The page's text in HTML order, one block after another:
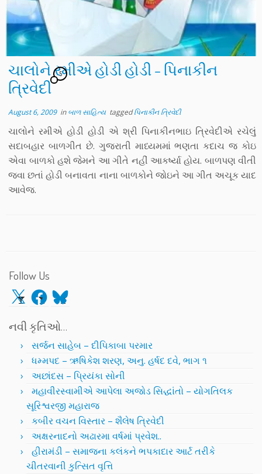
ચાલોને રમીએ હોડી હોડી – પિનાકીન
ત્રિવેદી
5
August 6, 2009inબાળ સાહિત્ય taggedપિનાકીન ત્રિવેદી
ચાલોને રમીએ હોડી હોડી એ શ્રી પિનાકીનભાઇ ત્રિવેદીએ રચેલું
સદાબહાર બાળગીત છે. ગુજરાતી માધ્યમમાં ભણતા કદાચ જ કોઇ
એવા બાળકો હશે જેમને આ ગીતે નહીં આકર્ષ્યા હોય. બાળપણ વીતી
જવા છતાં હોડી બનાવતા નાના બાળકોને જોઇને આ ગીત અચૂક યાદ
આવેજ.
Follow Us
X Facebook
Bluesky
નવી કૃતિઓ…
સર્જન સાહેબ – દીપિકાબા પરમાર
ધમ્મપદ – ઋષિકેશ શરણ, અનુ. હર્ષદ દવે, ભાગ ૧
અછાંદસ – પ્રિયંકા સોની
મહાવીરસ્વામીએ આપેલા અજોડ સિદ્ધાંતો – યોગતિલક
સૂરિશ્વરજી મહારાજ
કબીર વચન વિસ્તાર – શૈલેષ ત્રિવેદી
અક્ષરનાદનો અઢારમા વર્ષમાં પ્રવેશ..
હીરામંડી – સમાજના કલંકને ભપકાદાર આર્ટ તરીકે
ચીતરવાની કુત્સિત વૃત્તિ